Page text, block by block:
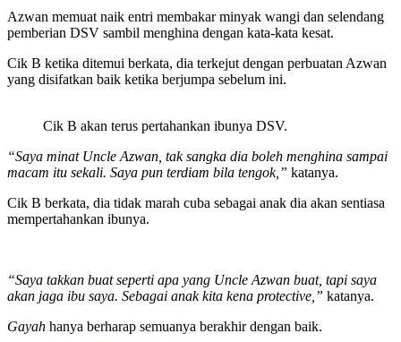
Azwan memuat naik entri membakar minyak wangi dan selendang
pemberian DSV sambil menghina dengan kata-kata kesat.
Cik B ketika ditemui berkata, dia terkejut dengan perbuatan Azwan
yang disifatkan baik ketika berjumpa sebelum ini.
Cik B akan terus pertahankan ibunya DSV.
“Saya minat Uncle Azwan, tak sangka dia boleh menghina sampai
macam itu sekali. Saya pun terdiam bila tengok,” katanya.
Cik B berkata, dia tidak marah cuba sebagai anak dia akan sentiasa
mempertahankan ibunya.
“Saya takkan buat seperti apa yang Uncle Azwan buat, tapi saya
akan jaga ibu saya. Sebagai anak kita kena protective,” katanya.
Gayah hanya berharap semuanya berakhir dengan baik.